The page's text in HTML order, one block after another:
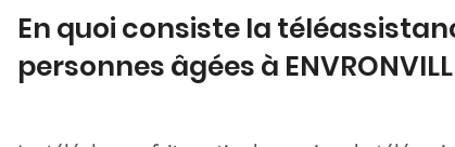
En quoi consiste la
personnes âgées à